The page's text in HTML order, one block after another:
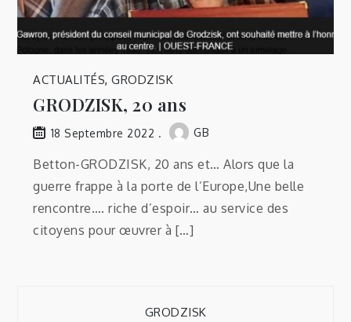
ACTUALITÉS,GRODZISK
GRODZISK, 20 ans
18 Septembre 2022 GB
Betton-GRODZISK, 20 ans et… Alors que la
guerre frappe à la porte de l’Europe,Une belle
rencontre…. riche d’espoir… au service des
citoyens pour œuvrer à […]
GRODZISK